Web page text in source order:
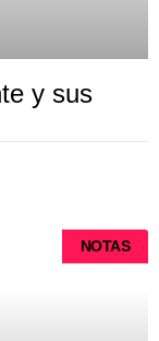
y sus
NOTAS